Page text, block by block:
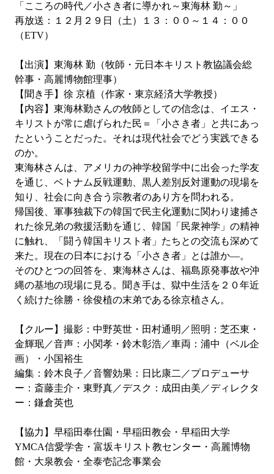
「こころの時代／小さき者に導かれ～東海林 勤～」
再放送：１２月２９日（土）１３：００～１４：００
（ETV）
【出演】東海林 勤（牧師・元日本キリスト教協議会総
幹事・高麗博物館理事）
【聞き手】徐 京植（作家・東京経済大学教授）
【内容】東海林勤さんの牧師としての信念は、イエス・
キリストが常に虐げられた民＝「小さき者」と共にあっ
たということだった。それは現代社会でどう実践できる
のか。
東海林さんは、アメリカの神学校留学中に出会った学友
を通じ、ベトナム反戦運動、黒人差別反対運動の現場を
知り、社会に向き合う宗教者のあり方を問われる。
帰国後、軍事独裁下の韓国で民主化運動に関わり逮捕さ
れた徐兄弟の救援活動を通じ、韓国「民衆神学」の精神
に触れ、「闘う韓国キリスト者」たちとの交流も深めて
来た。現在の日本における「小さき者」とは誰か―。
そのひとつの回答を、東海林さんは、福島原発事故や沖
縄の基地の現場に見る。聞き手は、獄中生活を２０年近
く続けた徐勝・徐俊植の末弟である徐京植さん。
【クルー】撮影：中野英世・田村通明／照明：芝丕東・
金輝珉／音声：小関孝・鈴木彰浩／車両：浦中（ベル企
画）・小国裕生
編集：鈴木良子／音響効果：日比康二／プロデューサ
ー：斎藤圭介・東野真／デスク：成田由美／ディレクタ
ー：鎌倉英也
【協力】早稲田奉仕園・早稲田教会・早稲田大学
YMCA信愛学舎・富坂キリスト教センター・高麗博物
館・大泉教会・全泰壱記念事業会